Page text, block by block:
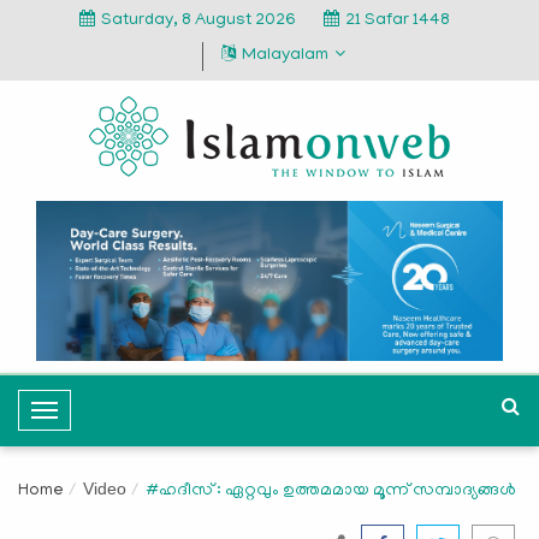
Saturday, 8 August 2026
21 Safar 1448
Malayalam
T
o
g
Home Video #ഹദീസ് : ഏറ്റവും ഉത്തമമായ മൂന്ന് സമ്പാദ്യങ്ങള്‍